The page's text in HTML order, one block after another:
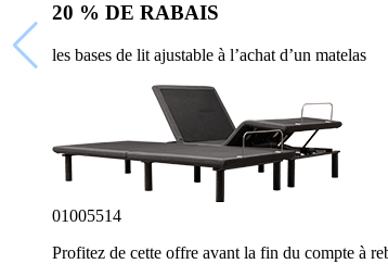
20 % DE RABAIS
les bases de lit ajustable à l’achat d’un matelas
01005513
Profitez de cette offre avant la fin du compte à